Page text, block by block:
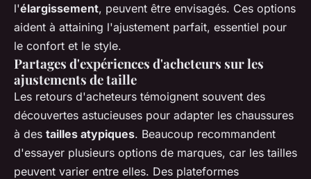
l'élargissement, peuvent être envisagés. Ces options
aident à attaining l'ajustement parfait, essentiel pour
le confort et le style.
Partages d'expériences d'acheteurs sur les
ajustements de taille
Les retours d'acheteurs témoignent souvent des
découvertes astucieuses pour adapter les chaussures
à des tailles atypiques. Beaucoup recommandent
d'essayer plusieurs options de marques, car les tailles
peuvent varier entre elles. Des plateformes